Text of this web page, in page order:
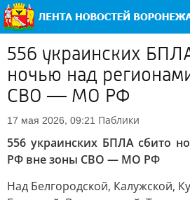
556 украинских
ночью над
СВО — МО РФ
17 мая 2026, 09:21 Паблики
556 украинских БПЛА сбито
РФ вне зоны СВО — МО РФ
Над Белгородской, Калужской,